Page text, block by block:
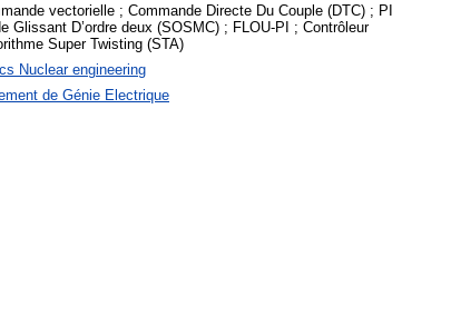
vectorielle ; Commande Directe Du Couple (DTC) ; PI
Glissant D’ordre deux (SOSMC) ; FLOU-PI ; Contrôleur
Super Twisting (STA)
Nuclear engineering
de Génie Electrique